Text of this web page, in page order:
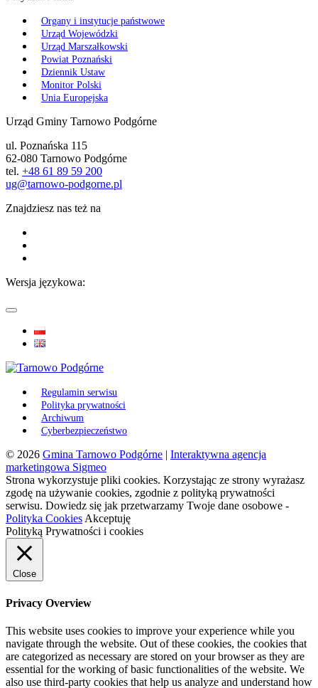
Organy i instytucje państwowe
Urząd Wojewódzki
Urząd Marszałkowski
Powiat Poznański
Dziennik Ustaw
Monitor Polski
Unia Europejska
Urząd Gminy Tarnowo Podgórne
ul. Poznańska 115
62-080 Tarnowo Podgórne
tel. +48 61 89 59 200
ug@tarnowo-podgorne.pl
Znajdziesz nas też na
Wersja językowa:
Regulamin serwisu
Polityka prywatności
Archiwum
Cyberbezpieczeństwo
© 2026 Gmina Tarnowo Podgórne | Interaktywna agencja
marketingowa Sigmeo
Strona wykorzystuje pliki cookies. Korzystając ze strony wyrażasz
zgodę na używanie cookies, zgodnie z polityką prywatności
serwisu. Dowiedz się jak przetwarzamy Twoje dane osobowe -
Polityka Cookies Akceptuję
Polityką Prywatności i cookies
Close
Privacy Overview
This website uses cookies to improve your experience while you
navigate through the website. Out of these cookies, the cookies that
are categorized as necessary are stored on your browser as they are
essential for the working of basic functionalities of the website. We
also use third-party cookies that help us analyze and understand how